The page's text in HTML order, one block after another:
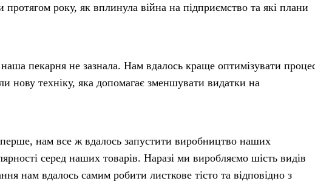
року, як вплинула війна на підприємство та які плани
пекарня не зазнала. Нам вдалось краще оптимізувати
нову техніку, яка допомагає зменшувати видатки на
нам все ж вдалось запустити виробництво наших
серед наших товарів. Наразі ми виробляємо шість видів
нам вдалось самим робити листкове тісто та відповідно з